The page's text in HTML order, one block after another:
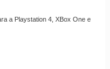
a Playstation 4, XBox One e